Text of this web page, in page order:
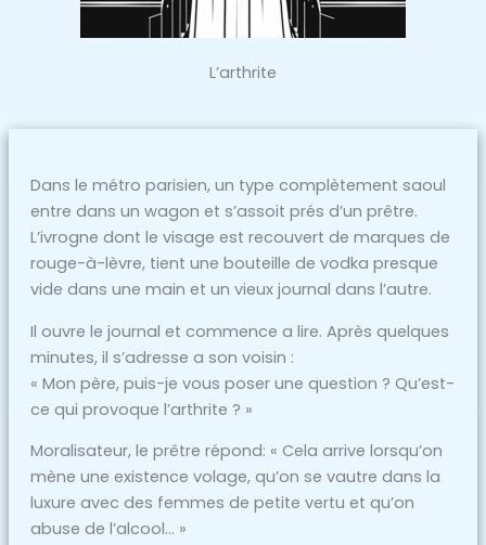
L’arthrite
Dans le métro parisien, un type complètement saoul
entre dans un wagon et s’assoit prés d’un prêtre.
L’ivrogne dont le visage est recouvert de marques de
rouge-à-lèvre, tient une bouteille de vodka presque
vide dans une main et un vieux journal dans l’autre.
Il ouvre le journal et commence a lire. Après quelques
minutes, il s’adresse a son voisin :
« Mon père, puis-je vous poser une question ? Qu’est-
ce qui provoque l’arthrite ? »
Moralisateur, le prêtre répond: « Cela arrive lorsqu’on
mène une existence volage, qu’on se vautre dans la
luxure avec des femmes de petite vertu et qu’on
abuse de l’alcool… »